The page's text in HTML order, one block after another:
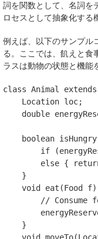
詞を関数として、名詞を
ロセスとして抽象化する
例えば、以下のサンプル
る。ここでは、飢えと食
ラスは動物の状態と機能
class Animal extends
Location loc;
double
boolean isHungry
if
(
else {
}
void
eat (Food f)
// Consume
}
void
moveTo(